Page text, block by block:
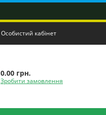
Особистий кабінет
0.00 грн.
Зробити замовлення